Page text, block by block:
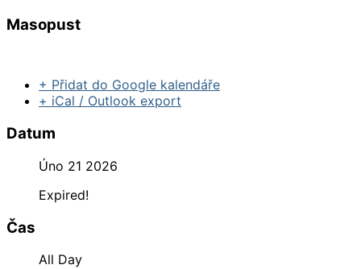
Masopust
+ Přidat do Google kalendáře
+ iCal / Outlook export
Datum
Úno 21 2026
Expired!
Čas
All Day